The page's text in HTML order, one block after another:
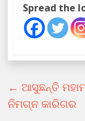
Spread the
← ଆସୁଛନ୍ତି
ନିମଗ୍ନ କାରିଗର